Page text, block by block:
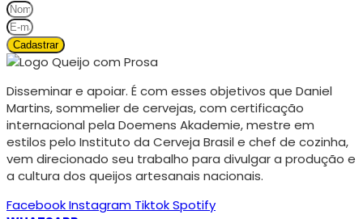
Cadastrar
Disseminar e apoiar. É com esses objetivos que Daniel
Martins, sommelier de cervejas, com certificação
internacional pela Doemens Akademie, mestre em
estilos pelo Instituto da Cerveja Brasil e chef de cozinha,
vem direcionado seu trabalho para divulgar a produção e
a cultura dos queijos artesanais nacionais.
FacebookInstagram TiktokSpotify